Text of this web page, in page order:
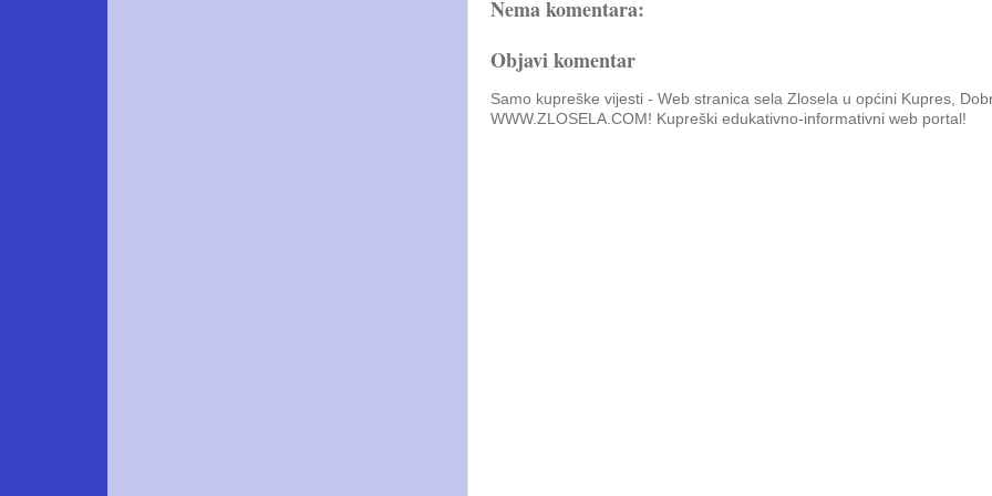
Nema komentara:
Objavi komentar
Samo kupreške vijesti - Web stranica sela Zlosela u općini Kupres,
WWW.ZLOSELA.COM! Kupreški edukativno-informativni web portal!